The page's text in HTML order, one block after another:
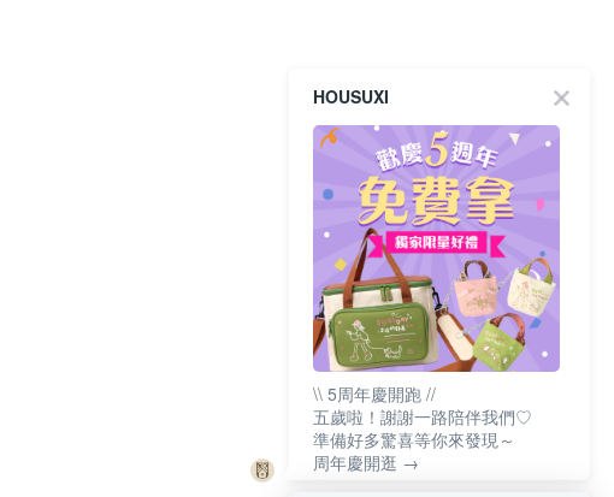
HOUSUXI
\\ 5周年慶開跑 //
五歲啦！謝謝一路陪伴我們♡
準備好多驚喜等你來發現～
周年慶開逛 →